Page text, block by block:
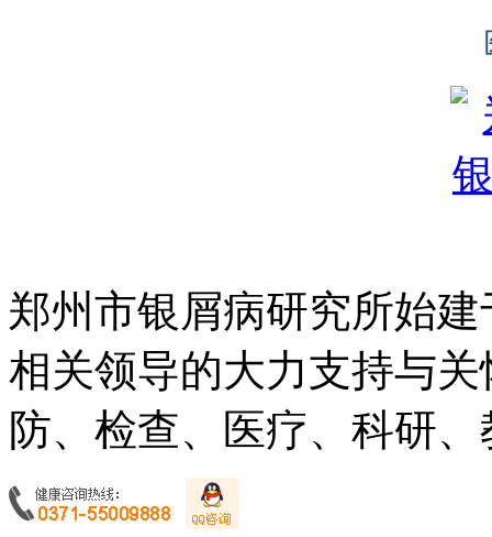
郑州市银屑病研究所始
相关领导的大力支持与
防、检查、医疗、科研